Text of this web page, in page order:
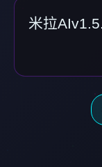
米拉